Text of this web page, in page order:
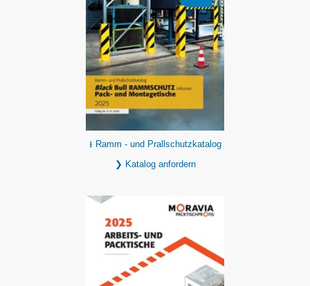
⭳ Ramm - und Prallschutzkatalog
❯ Katalog anfordern